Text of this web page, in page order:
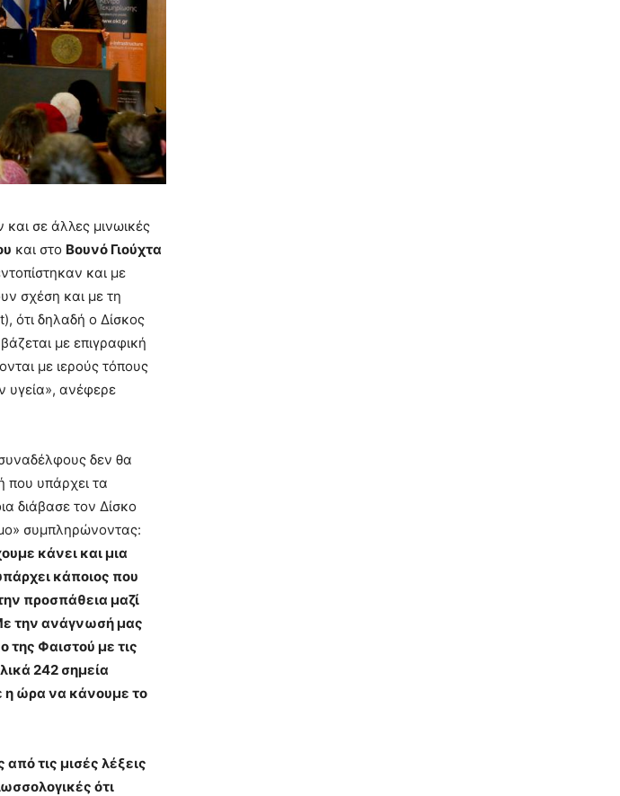
σε άλλες μινωικές
και στο Βουνό Γιούχτα
και με
σχέση και με τη
ότι δηλαδή ο Δίσκος
με επιγραφική
με ιερούς τόπους
υγεία», ανέφερε
συναδέλφους δεν θα
που υπάρχει τα
διάβασε τον Δίσκο
συμπληρώνοντας:
κάνει και μια
κάποιος που
προσπάθεια μαζί
την ανάγνωσή μας
της Φαιστού με τις
242 σημεία
η ώρα να κάνουμε το
τις μισές λέξεις
ότι